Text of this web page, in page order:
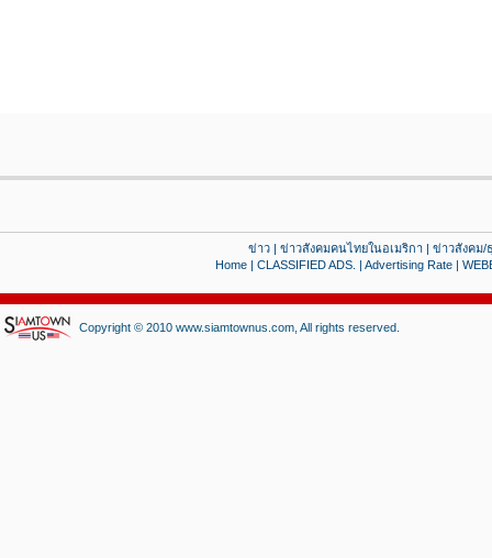
ข่าว| ข่าวสังคมคนไทยในอเมริกา| ข่าวสังคม/
Home| CLASSIFIED ADS. Advertising Rate|
Copyright © 2010 www.siamtownus.com, All rights reserved.